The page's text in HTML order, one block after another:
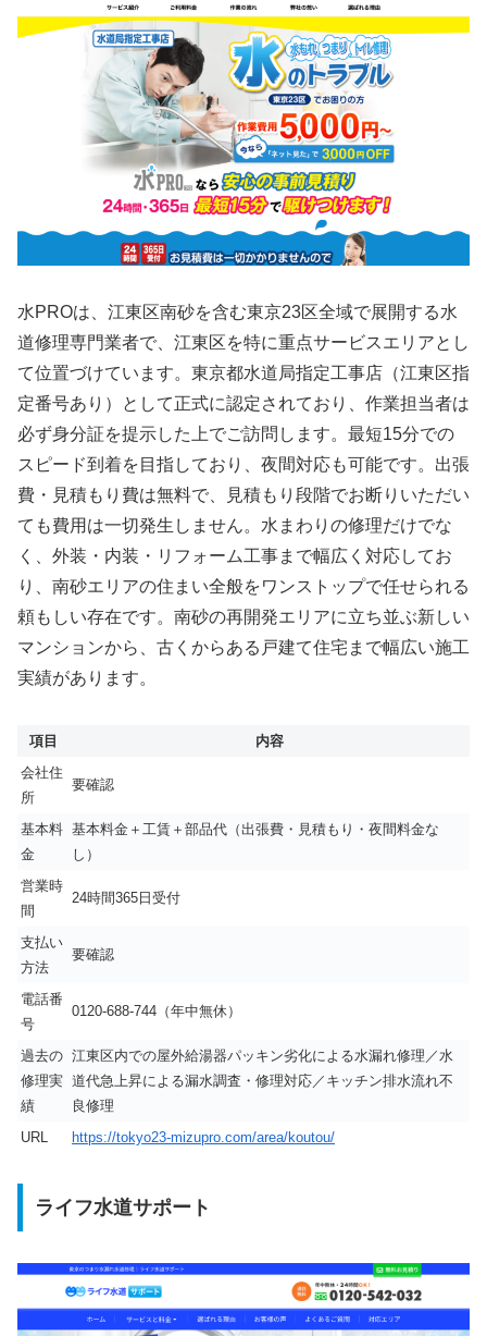
水PROは、江東区南砂を含む東京23区全域で展開する水
道修理専門業者で、江東区を特に重点サービスエリアとし
て位置づけています。東京都水道局指定工事店（江東区指
定番号あり）として正式に認定されており、作業担当者は
必ず身分証を提示した上でご訪問します。最短15分での
スピード到着を目指しており、夜間対応も可能です。出張
費・見積もり費は無料で、見積もり段階でお断りいただい
ても費用は一切発生しません。水まわりの修理だけでな
く、外装・内装・リフォーム工事まで幅広く対応してお
り、南砂エリアの住まい全般をワンストップで任せられる
頼もしい存在です。南砂の再開発エリアに立ち並ぶ新しい
マンションから、古くからある戸建て住宅まで幅広い施工
実績があります。
項目
内容
会社住
所
要確認
基本料
金
基本料金＋工賃＋部品代（出張費・見積もり・夜間料金な
し）
営業時
間
24時間365日受付
支払い
方法
要確認
電話番
号
0120-688-744（年中無休）
過去の
修理実
績
江東区内での屋外給湯器パッキン劣化による水漏れ修理／水
道代急上昇による漏水調査・修理対応／キッチン排水流れ不
良修理
URL
https://tokyo23-mizupro.com/area/koutou/
ライフ水道サポート